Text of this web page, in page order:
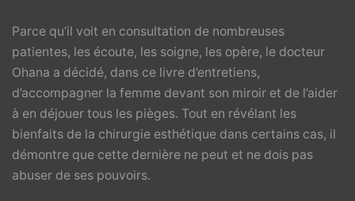
Parce qu’il voit en consultation de nombreuses
patientes, les écoute, les soigne, les opère, le docteur
Ohana a décidé, dans ce livre d’entretiens,
d’accompagner la femme devant son miroir et de l’aider
à en déjouer tous les pièges. Tout en révélant les
bienfaits de la chirurgie esthétique dans certains cas, il
démontre que cette dernière ne peut et ne dois pas
abuser de ses pouvoirs.